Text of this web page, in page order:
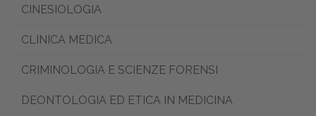
CINESIOLOGIA
CLINICA MEDICA
CRIMINOLOGIA E SCIENZE FORENSI
DEONTOLOGIA ED ETICA IN MEDICINA